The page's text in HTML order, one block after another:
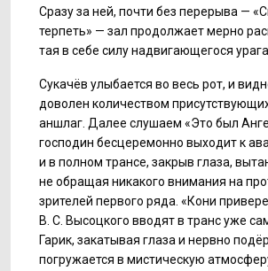
Сразу за ней, почти без перерыва —
терпеть» — зал продолжает мерно
тая в себе силу надвигающегося
Сукачёв улыбается во весь рот, и
доволен количеством
аншлаг. Далее слушаем «Это был
господин бесцеремонно выходит к
и в полном трансе, закрыв глаза,
не обращая никакого внимания на
зрителей первого ряда. «Кони
В. С. Высоцкого вводят в транс уже
Гарик, закатывая глаза и нервно
погружается в мистическую